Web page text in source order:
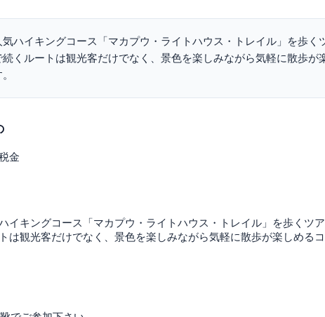
ハイキングコース「マカプウ・ライトハウス・トレイル」を歩く
くルートは観光客だけでなく、景色を楽しみながら気軽に散歩が
金
イキングコース「マカプウ・ライトハウス・トレイル」を歩くツ
は観光客だけでなく、景色を楽しみながら気軽に散歩が楽しめる